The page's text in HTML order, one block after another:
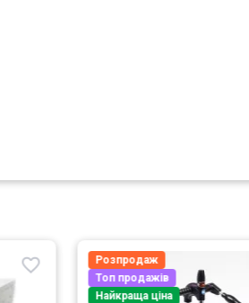
Розпродаж
Топ продажів
Найкраща ціна